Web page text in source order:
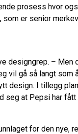
prosess hvor
som er senior
designgrep. – Men
vil gå så langt som
design. I tillegg
seg at Pepsi har
for den nye,